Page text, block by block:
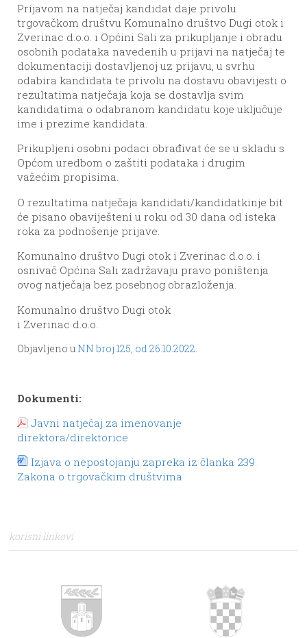
Prijavom na natječaj kandidat daje privolu
trgovačkom društvu Komunalno društvo Dugi otok i
Zverinac d.o.o. i Općini Sali za prikupljanje i obradu
osobnih podataka navedenih u prijavi na natječaj te
dokumentaciji dostavljenoj uz prijavu, u svrhu
odabira kandidata te privolu na dostavu obavijesti o
rezultatima natječaja koja se dostavlja svim
kandidatima o odabranom kandidatu koje uključuje
ime i prezime kandidata.
Prikupljeni osobni podaci obrađivat će se u skladu s
Općom uredbom o zaštiti podataka i drugim
važećim propisima.
O rezultatima natječaja kandidati/kandidatkinje bit
će pisano obaviješteni u roku od 30 dana od isteka
roka za podnošenje prijave.
Komunalno društvo Dugi otok i Zverinac d.o.o. i
osnivač Općina Sali zadržavaju pravo poništenja
ovog natječaja bez posebnog obrazloženja.
Komunalno društvo Dugi otok
i Zverinac d.o.o.
Objavljeno u NN broj 125, od 26.10.2022.
Dokumenti:
Javni natječaj za imenovanje
direktora/direktorice
Izjava o nepostojanju zapreka iz članka 239.
Zakona o trgovačkim društvima
korisni linkovi